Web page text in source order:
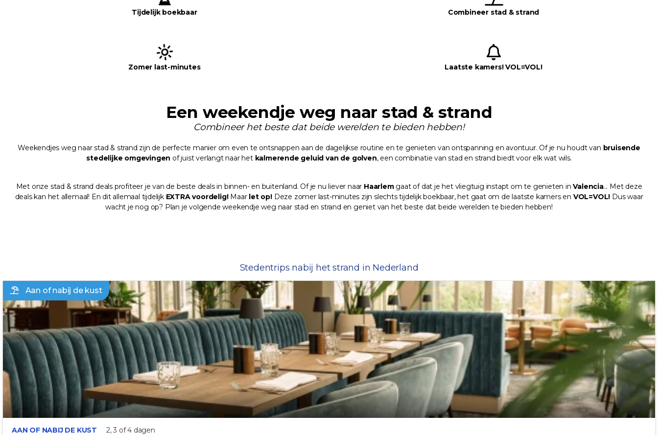
Tijdelijk boekbaar Combineer stad & strand
Zomer last-minutes Laatste kamers! VOL=VOL!
Een weekendje weg naar stad & strand
Combineer het beste dat beide werelden te bieden hebben!
Weekendjes weg naar stad & strand zijn de perfecte manier om even te ontsnappen aan de dagelijkse routine en te genieten van ontspanning en avontuur. Of je nu houdt van bruisende
stedelijke omgevingen of juist verlangt naar het kalmerende geluid van de golven, een combinatie van stad en strand biedt voor elk wat wils.
Met onze stad & strand deals profiteer je van de beste deals in binnen- en buitenland. Of je nu liever naar Haarlemgaat of dat je het vliegtuig instapt om te genieten inValencia... Met deze
deals kan het allemaal! En dit allemaal tijdelijk EXTRA voordelig!Maar let op!Deze zomer last-minutes zijn slechts tijdelijk boekbaar, het gaat om de laatste kamers en VOL=VOL! Dus waar
wacht je nog op? Plan je volgende weekendje weg naar stad en strand en geniet van het beste dat beide werelden te bieden hebben!
Stedentrips nabij het strand in Nederland
Aan of nabij de kust
FLASHDEAL!
AAN OF NABIJ DE KUST 2, 3 of 4 dagen